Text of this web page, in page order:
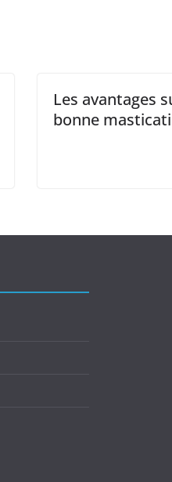
Les avantages
bonne